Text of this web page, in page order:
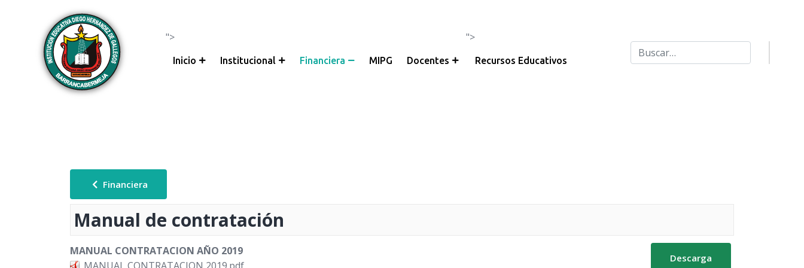
">
Inicio Institucional Financiera MIPG Docentes
">
Recursos Educativos
Buscar
Financiera
Manual de contratación
MANUAL CONTRATACION AÑO 2019
Descarga